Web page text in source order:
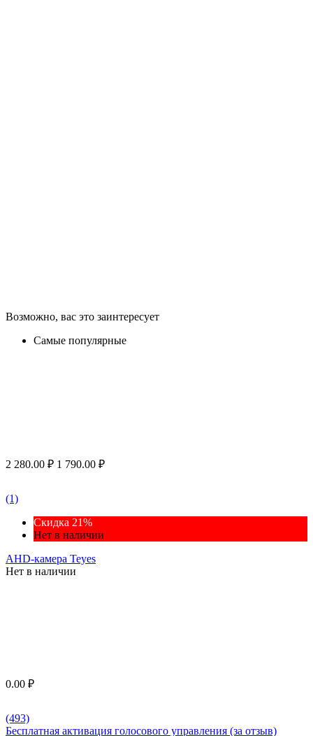
Возможно, вас это заинтересует
Самые популярные
2 280.00 ₽ 1 790.00 ₽
(1)
Скидка 21%
Нет в наличии
AHD-камера Teyes
Нет в наличии
0.00 ₽
(493)
Бесплатная активация голосового управления (за отзыв)